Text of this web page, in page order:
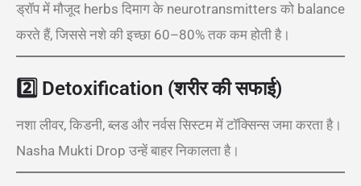
ड्रॉप में मौजूद herbs दिमाग के neurotransmitters को balance
करते हैं, जिससे नशे की इच्छा 60–80% तक कम होती है।
2️⃣ Detoxification (शरीर की सफाई)
नशा लीवर, किडनी, ब्लड और नर्वस सिस्टम में टॉक्सिन्स जमा करता है।
Nasha Mukti Drop उन्हें बाहर निकालता है।